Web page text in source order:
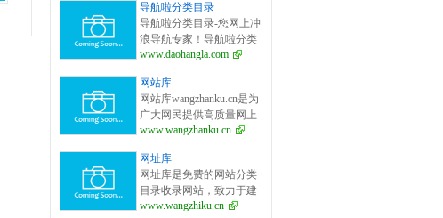
面的网站分类目录检索、
优秀网站参考、网站推广
服务、网站黄页、网上娱
乐冲浪导航网站。
导航啦分类目录
导航啦分类目录-您网上冲
浪导航专家！导航啦分类
目录－专业提供为广大站
目录平台，收集国内外、
各行业优秀正规网站,全人
工编辑收录，为百度、谷
歌、有道、搜狗、必应等
搜索引擎提供索引参考, 同
时也是站长推广网站值得
信任选择的平台。
www.daohangla.com
网站库
网站库wangzhanku.cn是为
广大网民提供高质量网上
娱乐冲浪导航网站，汇聚
学习等网站让广大网民轻
松畅游互联网，同时面向
广大互联网站长提供免费
的网址收录、免费网站收
www.wangzhanku.cn
网址库
网址库是免费的网站分类
目录收录网站，致力于建
立全面的网址库平台：免
www.wangzhiku.cn